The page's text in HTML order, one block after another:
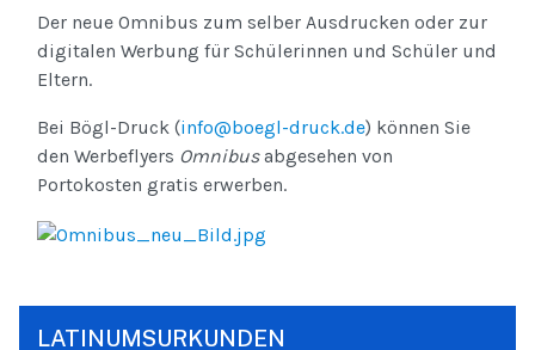
Der neue Omnibus zum selber Ausdrucken oder zur
digitalen Werbung für Schülerinnen und Schüler und
Eltern.
Bei Bögl-Druck (info@boegl-druck.de) können Sie
den Werbeflyers Omnibusabgesehen von
Portokosten gratis erwerben.
LATINUMSURKUNDEN